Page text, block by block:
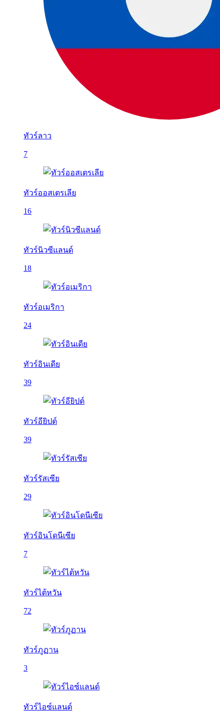
ทัวร์ลาว
7
ทัวร์ออสเตรเลีย
16
ทัวร์นิวซีแลนด์
18
ทัวร์อเมริกา
24
ทัวร์อินเดีย
39
ทัวร์อียิปต์
39
ทัวร์รัสเซีย
29
ทัวร์อินโดนีเซีย
7
ทัวร์ไต้หวัน
72
ทัวร์ภูฏาน
3
ทัวร์ไอซ์แลนด์